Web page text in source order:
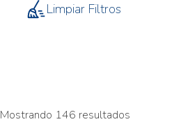
Limpiar Filtros
Mostrando 146 resultados